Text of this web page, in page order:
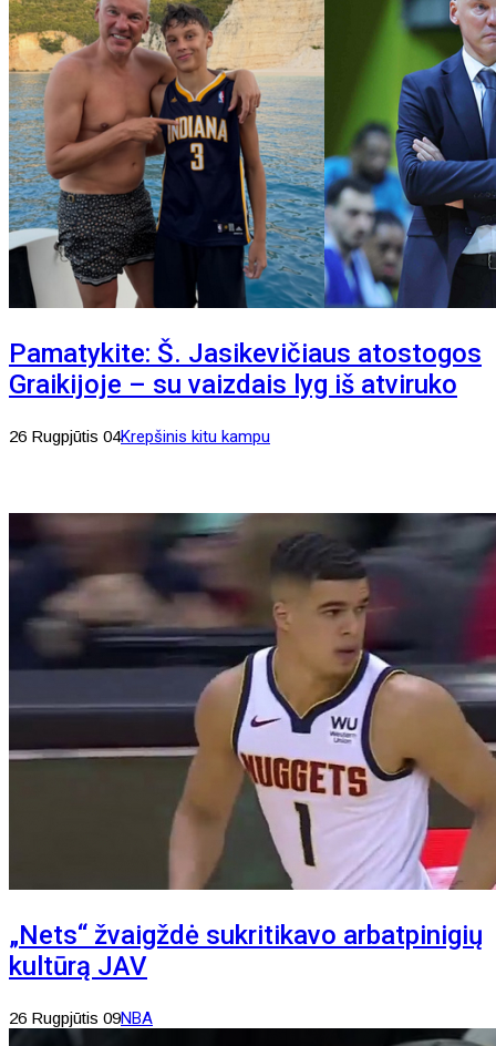
Pamatykite: Š. Jasikevičiaus atostogos
Graikijoje – su vaizdais lyg iš atviruko
26 Rugpjūtis 04Krepšinis kitu kampu
„Nets“ žvaigždė sukritikavo arbatpinigių
kultūrą JAV
26 Rugpjūtis 09NBA